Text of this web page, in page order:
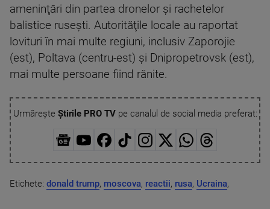
ameninţări din partea dronelor şi rachetelor
balistice ruseşti. Autorităţile locale au raportat
lovituri în mai multe regiuni, inclusiv Zaporojie
(est), Poltava (centru-est) şi Dnipropetrovsk (est),
mai multe persoane fiind rănite.
Urmărește Știrile PRO TVpe canalul de social media preferat:
Etichete: donald trump, moscova, reactii, rusa, Ucraina,